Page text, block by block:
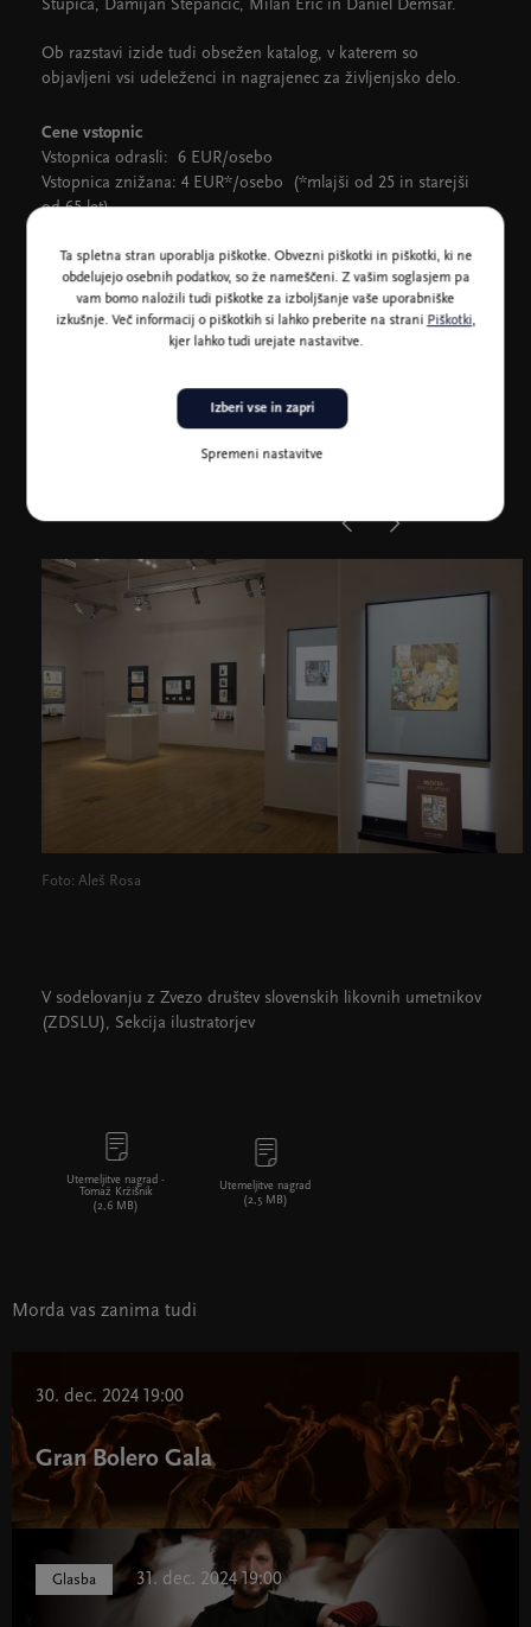
Stupica, Damijan Stepančič, Milan Erič in Daniel Demšar.
Ob razstavi izide tudi obsežen katalog, v katerem so
objavljeni vsi udeleženci in nagrajenec za življenjsko delo.
Cene vstopnic
Vstopnica odrasli: 6 EUR/osebo
Vstopnica znižana: 4 EUR*/osebo (*mlajši od 25 in starejši
od 65 let)
ugodnosti za invalide, imetniki veljavnih muzejskih kartic.
Vodenje doplačilo (za skupino več kot desetih oseb): cena
vstopnice + doplačilo 20 EUR/skupino
Otroška delavnica z ogledom razstave: 6 EUR/osebo
Foto: Aleš Rosa
V sodelovanju z Zvezo društev slovenskih likovnih umetnikov
(ZDSLU), Sekcija ilustratorjev
Utemeljitve nagrad -
Tomaž Kržišnik
(2,6 MB)
Utemeljitve nagrad
(2,5 MB)
Morda vas zanima tudi
30. dec. 2024 19:00
Gran Bolero Gala
Glasba 31. dec. 2024 19:00
Ta spletna stran uporablja piškotke. Obvezni piškotki in piškotki, ki ne
obdelujejo osebnih podatkov, so že nameščeni. Z vašim soglasjem pa
vam bomo naložili tudi piškotke za izboljšanje vaše uporabniške
izkušnje. Več informacij o piškotkih si lahko preberite na strani Piškotki,
kjer lahko tudi urejate nastavitve.
Spremeni nastavitve
Izberi vse in zapri